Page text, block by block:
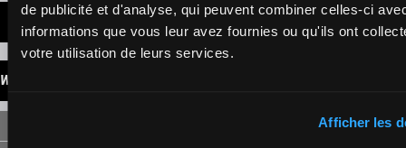
de publicité et d'analyse, qui peuvent combiner celles-ci
informations que vous leur avez fournies ou qu'ils ont
votre utilisation de leurs services.
Afficher les
LATEST NEWS
WINNINGS